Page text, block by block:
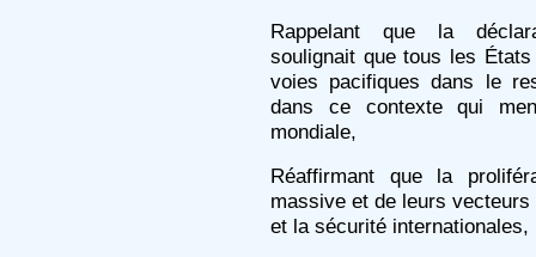
Rappelant que la
soulignait que tous les
voies pacifiques dans le
dans ce contexte qui
mondiale,
Réaffirmant que la
massive et de leurs
et la sécurité internationales,